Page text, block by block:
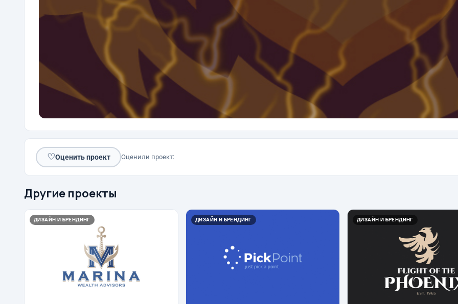
♡Оценить проект Оценили проект:
Другие проекты
ДИЗАЙН И БРЕНДИНГ ДИЗАЙН И БРЕНДИНГ ДИЗАЙН И БРЕНДИНГ